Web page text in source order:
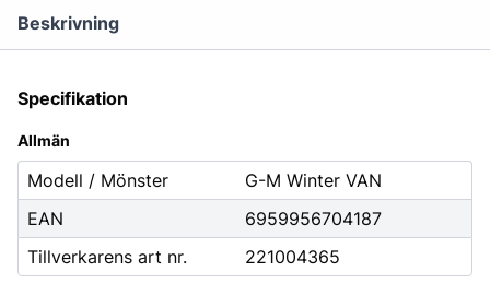
Beskrivning
Specifikation
Allmän
Modell / Mönster
G-M Winter VAN
EAN
6959956704187
Tillverkarens art nr.
221004365